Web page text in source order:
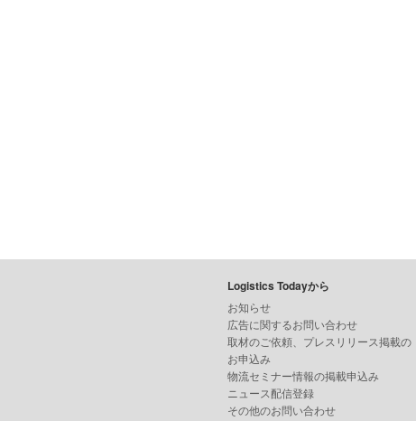
Logistics Todayから
お知らせ
広告に関するお問い合わせ
取材のご依頼、プレスリリース掲載の
お申込み
物流セミナー情報の掲載申込み
ニュース配信登録
その他のお問い合わせ